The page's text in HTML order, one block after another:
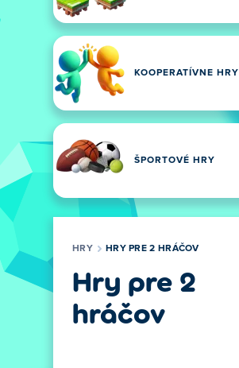
KOOPERATÍVNE HRY
ŠPORTOVÉ HRY
HRY HRY PRE 2 HRÁČOV
Hry pre 2
hráčov